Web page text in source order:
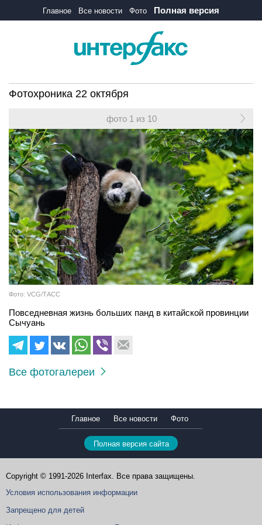
Главное Все новости Фото Полная версия
Фотохроника 22 октября
фото 1 из 10
Фото: VCG/ТАСС
Повседневная жизнь больших панд в китайской провинции
Сычуань
Все фотогалереи
Главное Все новости Фото
Полная версия сайта
Copyright © 1991-2026 Interfax. Все права защищены.
Условия использования информации
Запрещено для детей